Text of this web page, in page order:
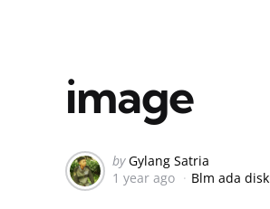
image
Posted
by
by Gylang Satria
1 year ago
Blm ada